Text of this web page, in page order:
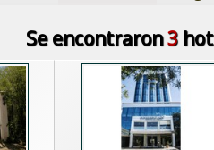
Se encontraron3